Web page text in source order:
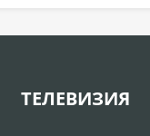
ТЕЛЕВИЗИЯ